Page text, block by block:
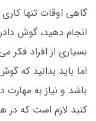
گاهی اوقات تنها
انجام دهید، گوش
بسیاری از افراد فکر
اما باید بدانید
باشد و نیاز به مهارت
کنید لازم است که